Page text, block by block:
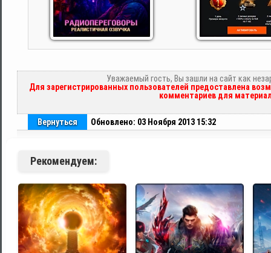
Уважаемый гость, Вы зашли на сайт как
Для зарегистрированных пользователей предоставлена
комментариев для
Вернуться Обновлено: 03 Ноября 2013 15:32
Рекомендуем: